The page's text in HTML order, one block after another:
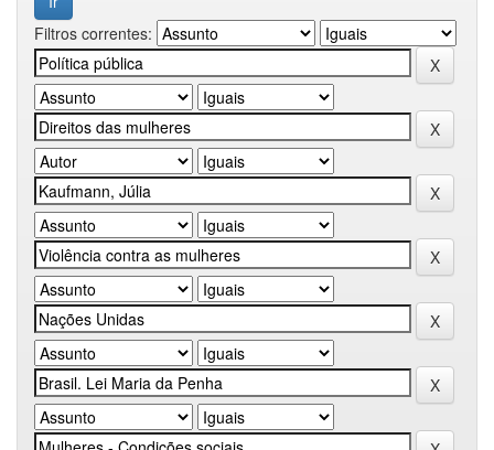
Filtros correntes: